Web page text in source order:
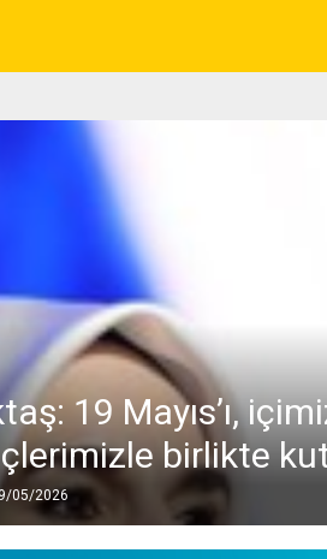
19 Mayıs’ı,
birlikte
05/2026